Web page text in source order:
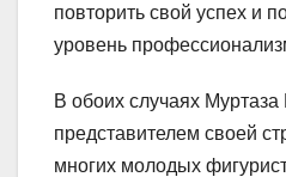
повторить свой успех и
уровень
В обоих случаях
представителем своей
многих молодых